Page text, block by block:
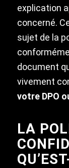
explication
concerné.
sujet de la
document
vivement
votre DPO
LA